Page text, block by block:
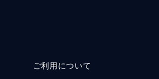
ご利用について